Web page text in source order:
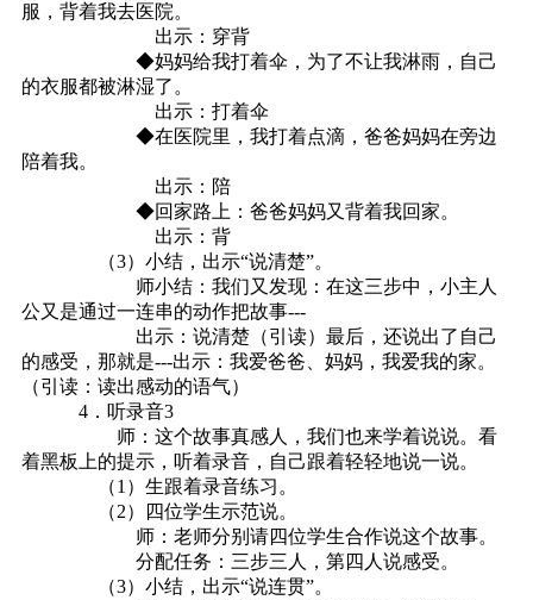
服，背着我去医院。
出示：穿背
◆妈妈给我打着伞，为了不让我淋雨，自己
的衣服都被淋湿了。
出示：打着伞
◆在医院里，我打着点滴，爸爸妈妈在旁边
陪着我。
出示：陪
◆回家路上：爸爸妈妈又背着我回家。
出示：背
（3）小结，出示“说清楚”。
师小结：我们又发现：在这三步中，小主人
公又是通过一连串的动作把故事---
出示：说清楚（引读）最后，还说出了自己
的感受，那就是---出示：我爱爸爸、妈妈，我爱我的家。
（引读：读出感动的语气）
4．听录音3
师：这个故事真感人，我们也来学着说说。看
着黑板上的提示，听着录音，自己跟着轻轻地说一说。
（1）生跟着录音练习。
（2）四位学生示范说。
师：老师分别请四位学生合作说这个故事。
分配任务：三步三人，第四人说感受。
（3）小结，出示“说连贯”。